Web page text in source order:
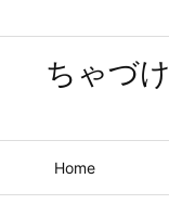
ちゃづ
Home